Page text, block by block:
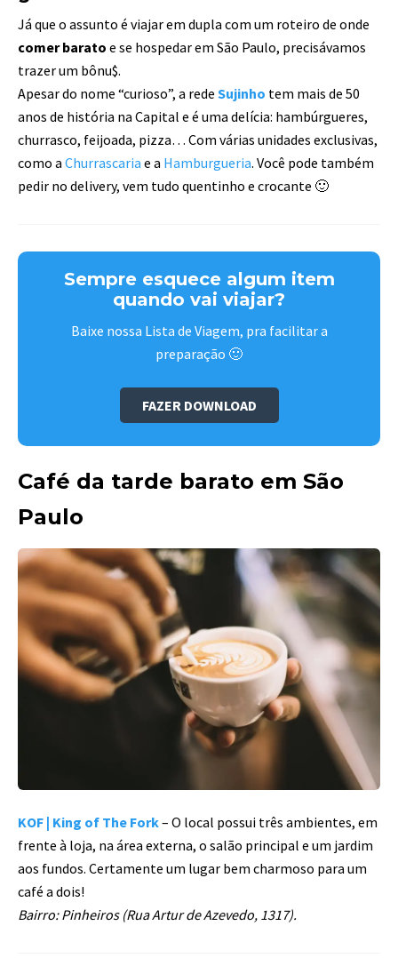
Já que o assunto é viajar em dupla com um roteiro de onde
comer barato e se hospedar em São Paulo, precisávamos
trazer um bônu$.
Apesar do nome “curioso”, a rede Sujinho tem mais de 50
anos de história na Capital e é uma delícia: hambúrgueres,
churrasco, feijoada, pizza… Com várias unidades exclusivas,
como a Churrascaria e a Hamburgueria. Você pode também
pedir no delivery, vem tudo quentinho e crocante 🙂
Sempre esquece algum item
quando vai viajar?
Baixe nossa Lista de Viagem, pra facilitar a
preparação 🙂
FAZER DOWNLOAD
Café da tarde barato em São
Paulo
KOF | King of The Fork– O local possui três ambientes, em
frente à loja, na área externa, o salão principal e um jardim
aos fundos. Certamente um lugar bem charmoso para um
café a dois!
Bairro: Pinheiros (Rua Artur de Azevedo, 1317).